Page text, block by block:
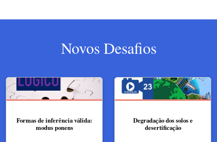
Novos Desafios
Formas de inferência válida:
modus ponens
Degradação dos solos e
desertificação